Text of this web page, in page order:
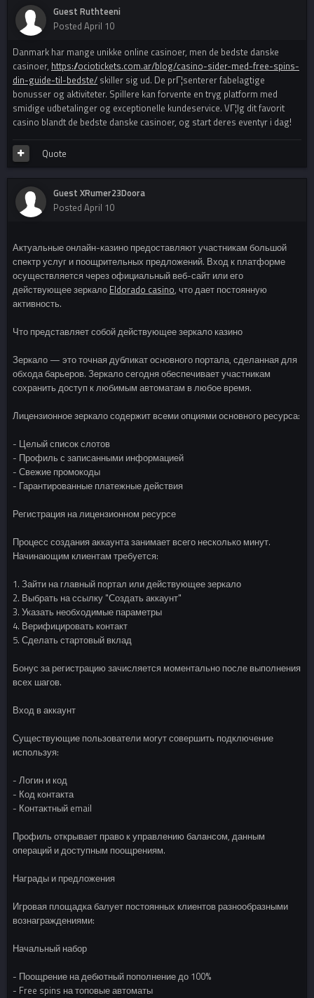
Guest Ruthteeni
Posted April 10
Danmark har mange unikke online casinoer, men de bedste danske
casinoer, https://ociotickets.com.ar/blog/casino-sider-med-free-spins-
din-guide-til-bedste/ skiller sig ud. De prГ¦senterer fabelagtige
bonusser og aktiviteter. Spillere kan forvente en tryg platform med
smidige udbetalinger og exceptionelle kundeservice. VГ¦lg dit favorit
casino blandt de bedste danske casinoer, og start deres eventyr i dag!
Quote
Guest XRumer23Doora
Posted April 10
Актуальные онлайн-казино предоставляют участникам большой
спектр услуг и поощрительных предложений. Вход к платформе
осуществляется через официальный веб-сайт или его
действующее зеркало Eldorado casino, что дает постоянную
активность.
Что представляет собой действующее зеркало казино
Зеркало — это точная дубликат основного портала, сделанная для
обхода барьеров. Зеркало сегодня обеспечивает участникам
сохранить доступ к любимым автоматам в любое время.
Лицензионное зеркало содержит всеми опциями основного ресурса:
- Целый список слотов
- Профиль с записанными информацией
- Свежие промокоды
- Гарантированные платежные действия
Регистрация на лицензионном ресурсе
Процесс создания аккаунта занимает всего несколько минут.
Начинающим клиентам требуется:
1. Зайти на главный портал или действующее зеркало
2. Выбрать на ссылку "Создать аккаунт"
3. Указать необходимые параметры
4. Верифицировать контакт
5. Сделать стартовый вклад
Бонус за регистрацию зачисляется моментально после выполнения
всех шагов.
Вход в аккаунт
Существующие пользователи могут совершить подключение
используя:
- Логин и код
- Код контакта
- Контактный email
Профиль открывает право к управлению балансом, данным
операций и доступным поощрениям.
Награды и предложения
Игровая площадка балует постоянных клиентов разнообразными
вознаграждениями:
Начальный набор
- Поощрение на дебютный пополнение до 100%
- Free spins на топовые автоматы